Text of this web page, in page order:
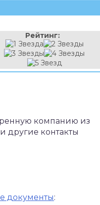
Рейтинг:
компанию из
другие контакты
документы: